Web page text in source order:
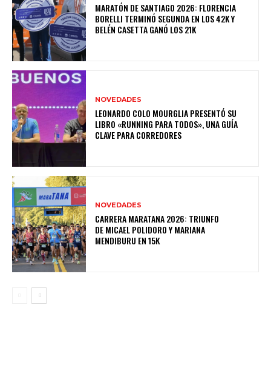
MARATÓN DE SANTIAGO 2026: FLORENCIA
BORELLI TERMINÓ SEGUNDA EN LOS 42K Y
BELÉN CASETTA GANÓ LOS 21K
NOVEDADES
LEONARDO COLO MOURGLIA PRESENTÓ SU
LIBRO «RUNNING PARA TODOS», UNA GUÍA
CLAVE PARA CORREDORES
NOVEDADES
CARRERA MARATANA 2026: TRIUNFO
DE MICAEL POLIDORO Y MARIANA
MENDIBURU EN 15K